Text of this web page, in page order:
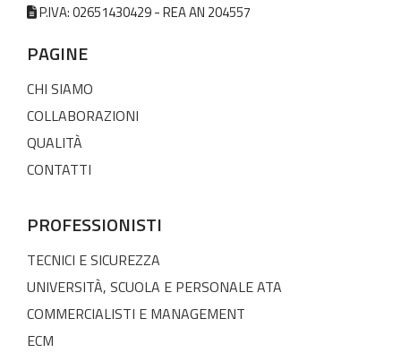
P.IVA: 02651430429 - REA AN 204557
PAGINE
CHI SIAMO
COLLABORAZIONI
QUALITÀ
CONTATTI
PROFESSIONISTI
TECNICI E SICUREZZA
UNIVERSITÀ, SCUOLA E PERSONALE ATA
COMMERCIALISTI E MANAGEMENT
ECM